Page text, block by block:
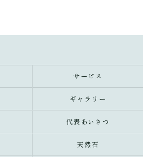
サービス
ギャラリー
代表あいさつ
天然石